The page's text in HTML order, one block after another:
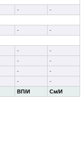
ВП/И См/И
-
-
-
-
-
-
-
-
-
-
- -